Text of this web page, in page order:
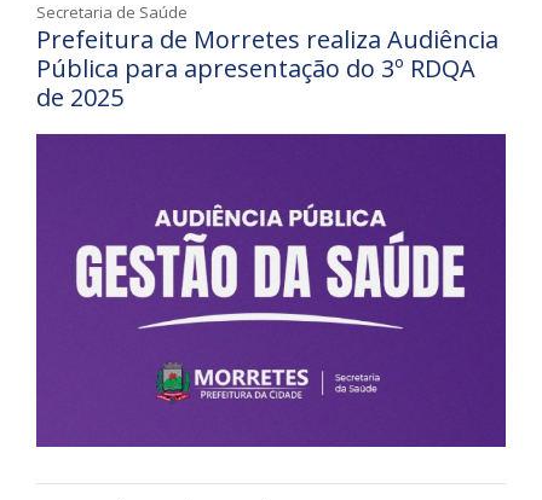
Secretaria de Saúde
Prefeitura de Morretes realiza Audiência
Pública para apresentação do 3º RDQA
de 2025